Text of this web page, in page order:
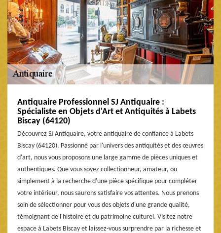
Antiquaire Professionnel SJ Antiquaire :
Spécialiste en Objets d'Art et Antiquités à Labets
Biscay (64120)
Découvrez SJ Antiquaire, votre antiquaire de confiance à Labets
Biscay (64120). Passionné par l'univers des antiquités et des œuvres
d'art, nous vous proposons une large gamme de pièces uniques et
authentiques. Que vous soyez collectionneur, amateur, ou
simplement à la recherche d'une pièce spécifique pour compléter
votre intérieur, nous saurons satisfaire vos attentes. Nous prenons
soin de sélectionner pour vous des objets d'une grande qualité,
témoignant de l'histoire et du patrimoine culturel. Visitez notre
espace à Labets Biscay et laissez-vous surprendre par la richesse et